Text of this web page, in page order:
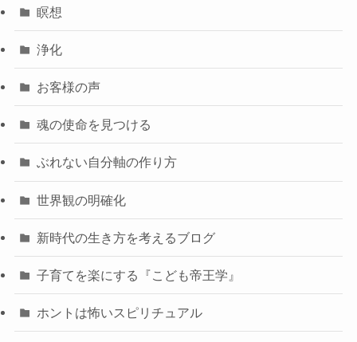
瞑想
浄化
お客様の声
魂の使命を見つける
ぶれない自分軸の作り方
世界観の明確化
新時代の生き方を考えるブログ
子育てを楽にする『こども帝王学』
ホントは怖いスピリチュアル